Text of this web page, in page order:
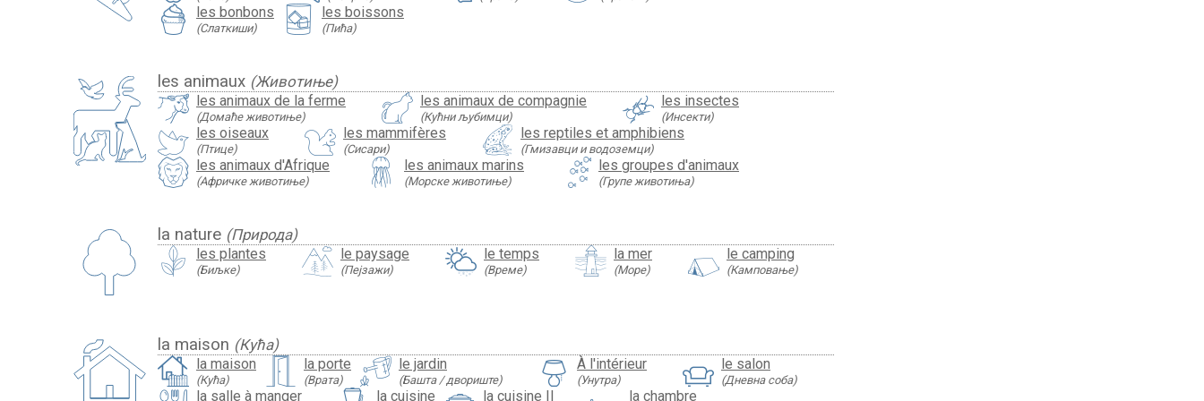
les bonbons
(Слаткиши)
les boissons
(Пића)
les animaux (Животиње)
les animaux de la ferme
(Домаће животиње)
les animaux de compagnie
(Кућни љубимци)
les insectes
(Инсекти)
les oiseaux
(Птице)
les mammifères
(Сисари)
les reptiles et amphibiens
(Гмизавци и водоземци)
les animaux d'Afrique
(Афричке животиње)
les animaux marins
(Морске животиње)
les groupes d'animaux
(Групе животиња)
la nature (Природа)
les plantes
(Биљке)
le paysage
(Пејзажи)
le temps
(Време)
la mer
(Море)
le camping
(Камповање)
la maison (Кућа)
la maison
(Кућа)
la porte
(Врата)
le jardin
(Башта / двориште)
À l'intérieur
(Унутра)
le salon
(Дневна соба)
la salle à manger la cuisine la cuisine II la chambre